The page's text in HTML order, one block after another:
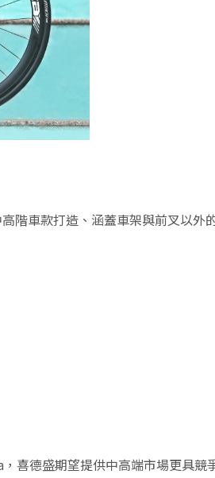
階車款打造、涵蓋車架與前叉以外
喜德盛期望提供中高端市場更具競